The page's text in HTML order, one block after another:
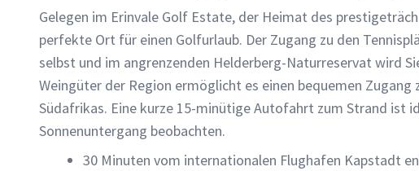
Gelegen im Erinvale Golf Estate, der Heimat des
perfekte Ort für einen Golfurlaub. Der Zugang zu den
selbst und im angrenzenden Helderberg-Naturreservat wird
Weingüter der Region ermöglicht es einen bequemen Zugang
Südafrikas. Eine kurze 15-minütige Autofahrt zum Strand ist
Sonnenuntergang beobachten.
30 Minuten vom internationalen Flughafen Kapstadt